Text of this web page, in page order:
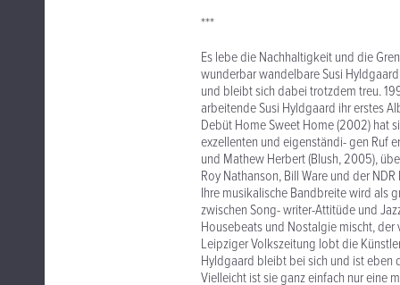
***
Es lebe die Nachhaltigkeit und die
wunderbar wandelbare Susi
und bleibt sich dabei trotzdem treu.
arbeitende Susi Hyldgaard ihr erstes
Debüt Home Sweet Home (2002) hat
exzellenten und eigenständi- gen Ruf
und Mathew Herbert (Blush, 2005),
Roy Nathanson, Bill Ware und der
Ihre musikalische Bandbreite wird als
zwischen Song- writer-Attitüde und
Housebeats und Nostalgie mischt, der
Leipziger Volkszeitung lobt die
Hyldgaard bleibt bei sich und ist eben
Vielleicht ist sie ganz einfach nur eine